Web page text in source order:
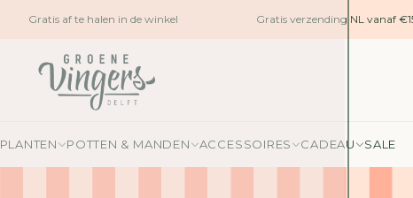
Gratis af te halen in de winkel Gratis verzending NL vanaf €150
PLANTEN POTTEN & MANDEN ACCESSOIRES CADEAU SALE